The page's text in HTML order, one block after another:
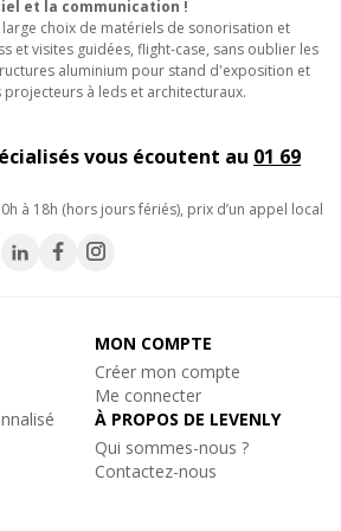
:
de basses actifs ou passifs en
cérémonies et événements
:
mâle.
mâle.
et la communication !
choix de matériels de sonorisation et
et visites guidées, flight-case, sans oublier les
aluminium pour stand d'exposition et
à leds et architecturaux.
vous écoutent au 01 69
à 18h (hors jours fériés), prix d’un appel local
MON COMPTE
Créer mon compte
Me connecter
À PROPOS DE LEVENLY
Qui sommes-nous ?
Contactez-nous